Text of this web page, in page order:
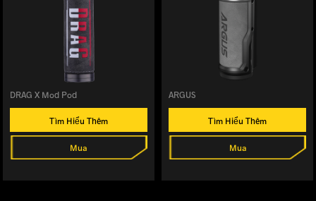
DRAG X Mod Pod
Tìm Hiểu Thêm
Mua
ARGUS
Tìm Hiểu Thêm
Mua